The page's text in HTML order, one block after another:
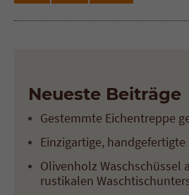
Neueste Beiträge
Gestemmte Eichentreppe
Einzigartige,
Olivenholz Waschschüssel
rustikalen